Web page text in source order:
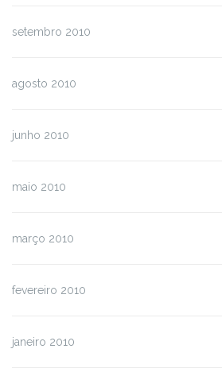
setembro 2010
agosto 2010
junho 2010
maio 2010
março 2010
fevereiro 2010
janeiro 2010